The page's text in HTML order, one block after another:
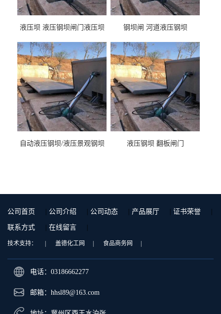
液压坝 液压钢坝闸门液压坝
钢坝闸 河道液压钢坝
自动液压钢坝/液压景观钢坝 液压钢坝 翻板闸门
公司首页 公司介绍 公司动态 产品展厅 证书荣誉
联系方式 在线留言
技术支持： 盖德化工网 食品商务网
电话：03186662277
邮箱：hhsl89@163.com